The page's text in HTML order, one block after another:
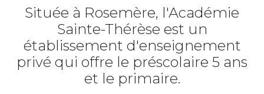
Située à Rosemère, l'Académie
Sainte-Thérèse est un
établissement d'enseignement
privé qui offre le préscolaire 5 ans
et le primaire.